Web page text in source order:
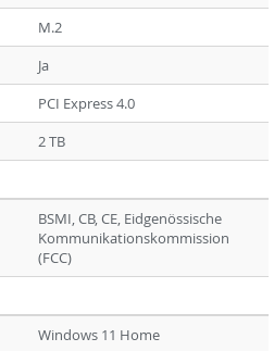
M.2
Ja
PCI Express 4.0
2 TB
BSMI, CB, CE, Eidgenössische
Kommunikationskommission
(FCC)
Windows 11 Home